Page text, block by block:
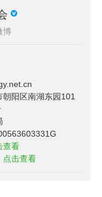
也让她愈发坚
战，小车也从
互动，课后总
动找兼职，用
轻父母的压
活动与比赛，
与都让她在学
充实了大学生
博
阳区南湖东园101
查看
点击查看